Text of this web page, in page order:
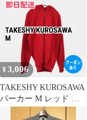
¥3,006
TAKESHY KUROSAWA
パーカー M レッド コ
ットン 無地 ワンポイン